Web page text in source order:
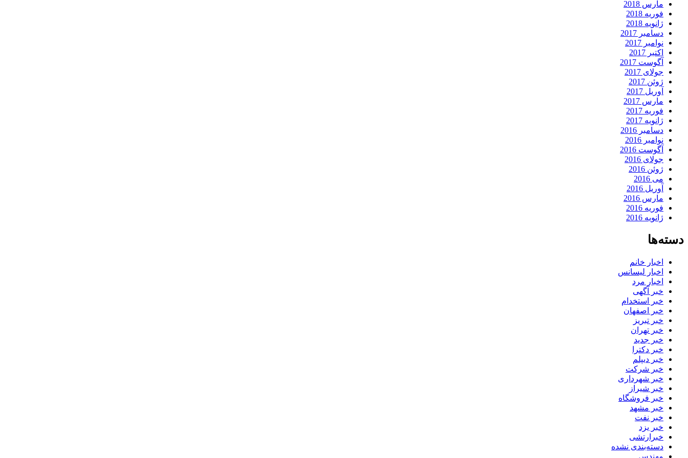
مارس 2018
فوریه 2018
ژانویه 2018
دسامبر 2017
نوامبر 2017
اکتبر 2017
آگوست 2017
جولای 2017
ژوئن 2017
آوریل 2017
مارس 2017
فوریه 2017
ژانویه 2017
دسامبر 2016
نوامبر 2016
آگوست 2016
جولای 2016
ژوئن 2016
می 2016
آوریل 2016
مارس 2016
فوریه 2016
ژانویه 2016
دسته‌ها
اخبار خانم
اخبار لیسانس
اخبار مرد
خبر آگهی
خبر استخدام
خبر اصفهان
خبر تبریز
خبر تهران
خبر جدید
خبر دکترا
خبر دیپلم
خبر شرکت
خبر شهرداری
خبر شیراز
خبر فروشگاه
خبر مشهد
خبر نفت
خبر یزد
خبرارتشی
دسته‌بندی نشده